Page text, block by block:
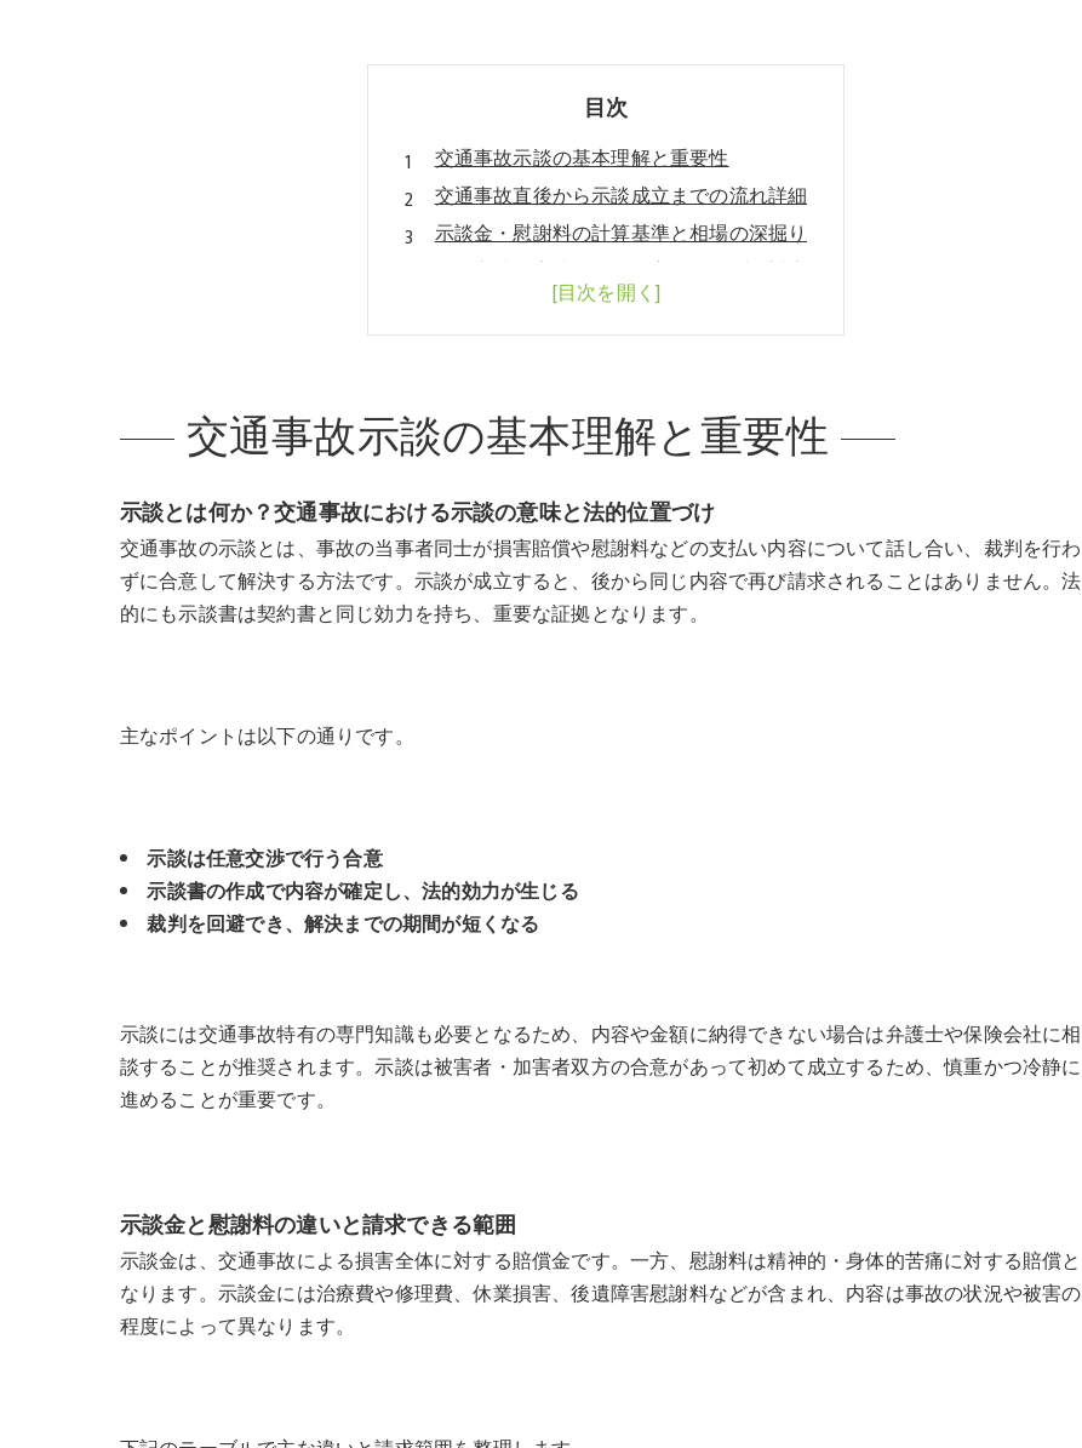
目次
交通事故示談の基本理解と重要性
交通事故直後から示談成立までの流れ詳細
示談金・慰謝料の計算基準と相場の深掘り
示談交渉の実践的な進め方とトラブル対応
交通事故示談の基本理解と重要性
示談とは何か？交通事故における示談の意味と法的位置づけ
交通事故の示談とは、事故の当事者同士が損害賠償や慰謝料などの支払い内容について話し合い、裁判を行わ
ずに合意して解決する方法です。示談が成立すると、後から同じ内容で再び請求されることはありません。法
的にも示談書は契約書と同じ効力を持ち、重要な証拠となります。
主なポイントは以下の通りです。
示談は任意交渉で行う合意
示談書の作成で内容が確定し、法的効力が生じる
裁判を回避でき、解決までの期間が短くなる
示談には交通事故特有の専門知識も必要となるため、内容や金額に納得できない場合は弁護士や保険会社に相
談することが推奨されます。示談は被害者・加害者双方の合意があって初めて成立するため、慎重かつ冷静に
進めることが重要です。
示談金と慰謝料の違いと請求できる範囲
示談金は、交通事故による損害全体に対する賠償金です。一方、慰謝料は精神的・身体的苦痛に対する賠償と
なります。示談金には治療費や修理費、休業損害、後遺障害慰謝料などが含まれ、内容は事故の状況や被害の
程度によって異なります。